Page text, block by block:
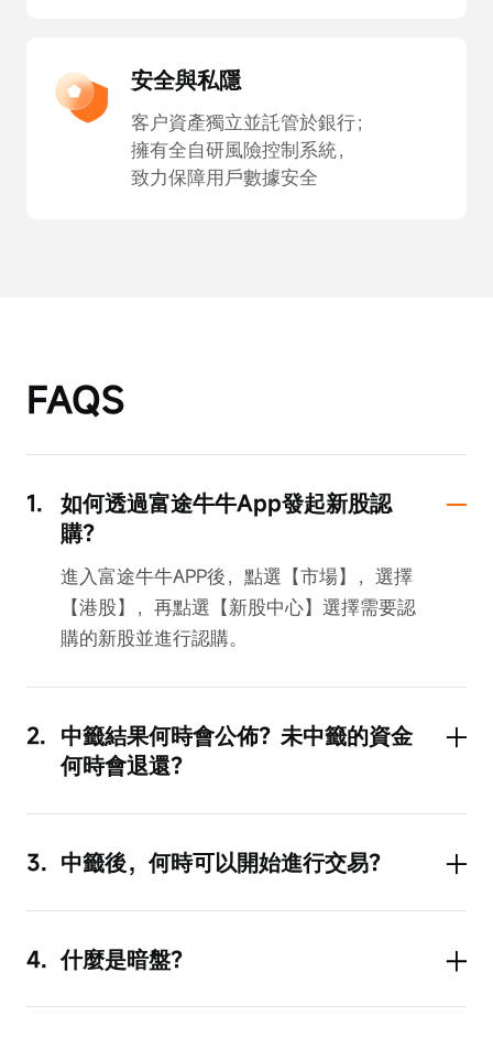
安全與私隱
客户資產獨立並託管於銀行；
擁有全自研風險控制系統，
致力保障用戶數據安全
FAQS
1.
如何透過富途牛牛App發起新股認
購？
進入富途牛牛APP後，點選【市場】，選擇
【港股】，再點選【新股中心】選擇需要認
購的新股並進行認購。
2. 中籤結果何時會公佈？未中籤的資金
何時會退還？
未中籤或認購金額與最終發行價格差額資
戶中，請留意帳戶資金明細以及結算。
3. 中籤後，何時可以開始進行交易？
4. 什麼是暗盤？